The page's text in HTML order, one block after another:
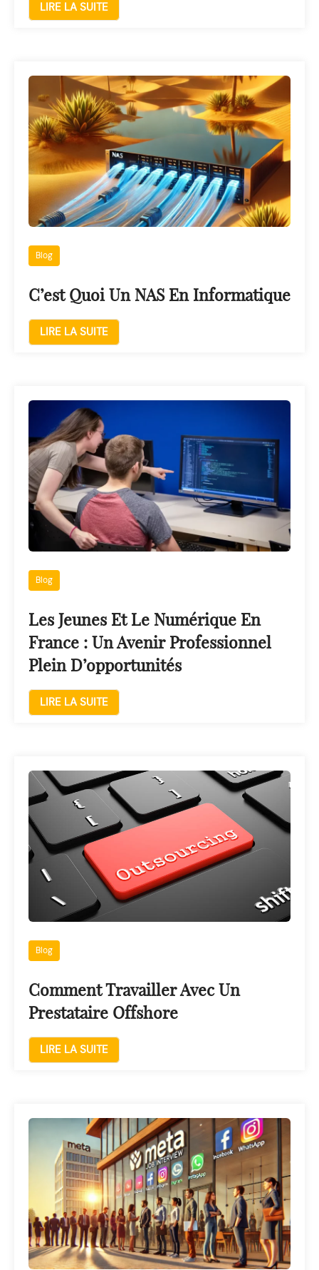
LIRE LA SUITE
Blog
C’est Quoi Un NAS En Informatique
LIRE LA SUITE
Blog
Les Jeunes Et Le Numérique En
France : Un Avenir Professionnel
Plein D’opportunités
LIRE LA SUITE
Blog
Comment Travailler Avec Un
Prestataire Offshore
LIRE LA SUITE